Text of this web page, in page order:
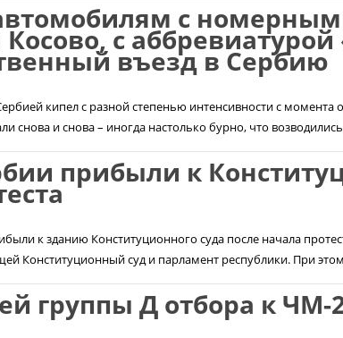
с
с
въезд в Сербию
кипел с разной степенью интенсивности с
снова и снова – иногда настолько бурно, что
прибыли к
к зданию Конституционного суда после начала
Конституционный суд и парламент республики. При
группы Д отбора к ЧМ-